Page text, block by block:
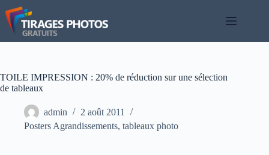
Passer
au
contenu
TOILE IMPRESSION : 20% de réduction sur une sélection
de tableaux
admin
2 août 2011
Posters Agrandissements, tableaux photo